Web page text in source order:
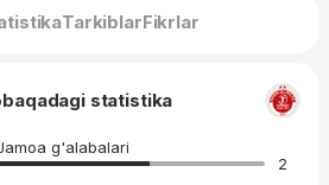
TarkiblarFikrlar
statistika
g'alabalari
2